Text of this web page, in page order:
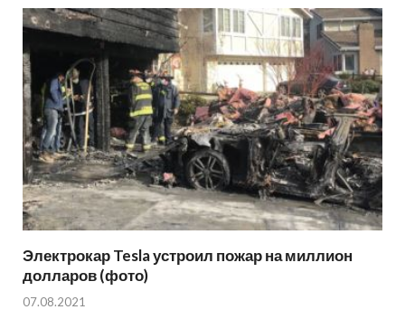
Электрокар Tesla устроил пожар на миллион
долларов (фото)
07.08.2021